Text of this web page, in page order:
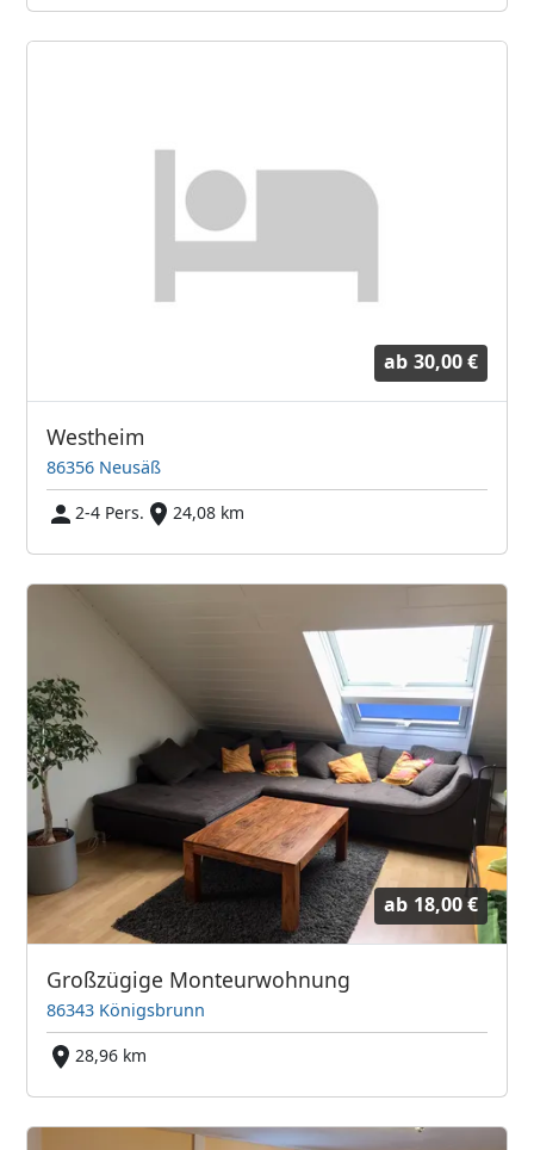
ab 30,00 €
Westheim
86356 Neusäß
2-4 Pers.
24,08 km
ab 18,00 €
Großzügige Monteurwohnung
86343 Königsbrunn
28,96 km